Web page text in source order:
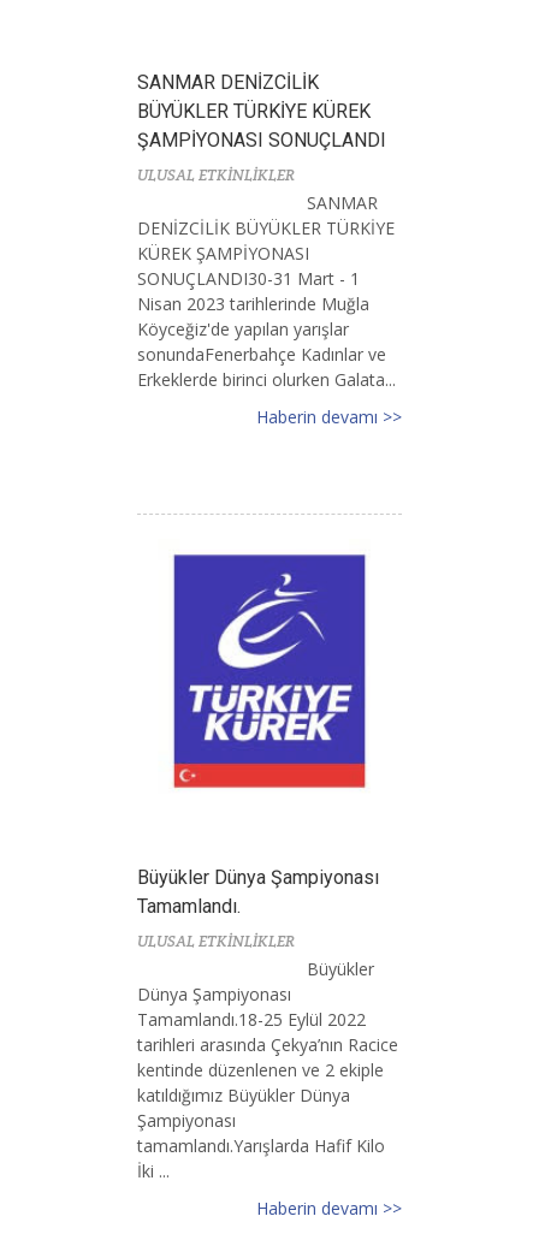
SANMAR DENİZCİLİK
BÜYÜKLER TÜRKİYE KÜREK
ŞAMPİYONASI SONUÇLANDI
ULUSAL ETKİNLİKLER
SANMAR
DENİZCİLİK BÜYÜKLER TÜRKİYE
KÜREK ŞAMPİYONASI
SONUÇLANDI30-31 Mart - 1
Nisan 2023 tarihlerinde Muğla
Köyceğiz'de yapılan yarışlar
sonundaFenerbahçe Kadınlar ve
Erkeklerde birinci olurken Galata...
Haberin devamı >>
Büyükler Dünya Şampiyonası
Tamamlandı.
ULUSAL ETKİNLİKLER
Büyükler
Dünya Şampiyonası
Tamamlandı.18-25 Eylül 2022
tarihleri arasında Çekya’nın Racice
kentinde düzenlenen ve 2 ekiple
katıldığımız Büyükler Dünya
Şampiyonası
tamamlandı.Yarışlarda Hafif Kilo
İki ...
Haberin devamı >>